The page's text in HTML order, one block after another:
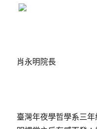
肖永明院長
臺灣年夜學哲學系三